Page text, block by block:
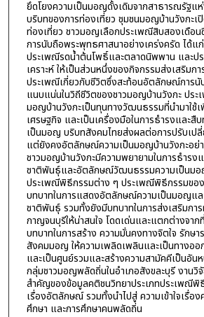
ยึดโยงความเป็นมอญดั้งเดิมจากสาธารณรัฐแ
บริบทของการท่องเที่ยว ชุมชนมอญบ้านวังกะเ
ท่องเที่ยว ชาวมอญเลือกประเพณีสิบสองเดือ
การนับถือพระพุทธศาสนาอย่างเคร่งครัด ได้
ประเพณีรดน้ำต้นโพธิ์และตลาดนิพพาน และปร
เคราะห์ ให้เป็นส่วนหนึ่งของกิจกรรมส่งเสริมก
ประเพณีเกี่ยวกับชีวิตซึ่งสะท้อนอัตลักษณ์การ
แนบแน่นในวิถีชีวิตของชาวมอญบ้านวังกะ ปร
มอญบ้านวังกะเป็นทุนทางวัฒนธรรมที่นำมาใช้เ
เศรษฐกิจ และเป็นเครื่องมือในการธำรงและ
เป็นมอญ บริบทสังคมไทยส่งผลต่อการปรับเป
แต่ยังคงอัตลักษณ์ความเป็นมอญบ้านวังกะอย่
ชาวมอญบ้านวังกะมีความพยายามในการธำรง
ชาติพันธุ์และอัตลักษณ์วัฒนธรรมความเป็นมอ
ประเพณีพิธีกรรมต่าง ๆ ประเพณีพิธีกรรมขอ
บทบาทในการแสดงอัตลักษณ์ความเป็นมอญแ
ชาติพันธุ์ รวมทั้งยังมีบทบาทในการส่งเสริมกา
กาญจนบุรีให้น่าสนใจ โดดเด่นและแตกต่างจา
บทบาทในการสร้าง ความมั่นคงทางจิตใจ รักษ
สังคมมอญ ให้ความเพลิดเพลินและเป็นทางออ
และเป็นศูนย์รวมและสร้างความสามัคคีเป็นอัน
กลุ่มชาวมอญพลัดถิ่นในอำเภอสังขละบุรี งานวิ
สำคัญของข้อมูลคติชนวิทยาประเภทประเพณี
เรื่องอัตลักษณ์ รวมทั้งนำไปสู่ ความเข้าใจเรื่
ศึกษา และการศึกษาคนพลัดถิ่น